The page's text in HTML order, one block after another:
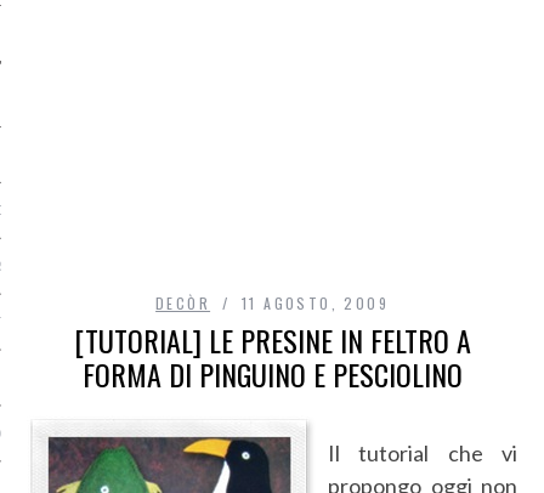
DECÒR 11 AGOSTO, 2009
[TUTORIAL] LE PRESINE IN FELTRO A
FORMA DI PINGUINO E PESCIOLINO
Il tutorial che vi
propongo oggi non